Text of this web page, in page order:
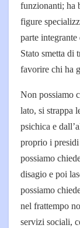
funzionanti; ha
figure
parte
Stato smetta di
favorire chi ha
Non possiamo
lato, si strappa
psichica e
proprio i
possiamo
disagio e poi
possiamo
nel frattempo
servizi sociali,